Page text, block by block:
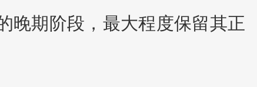
晚期阶段，最大程度保留其正